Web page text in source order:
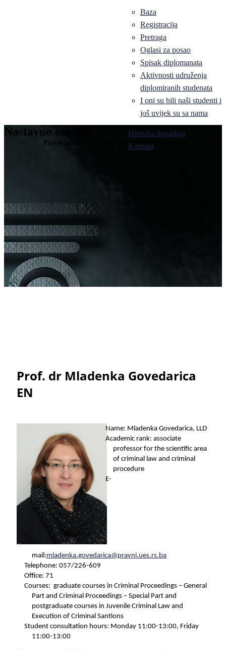
Baza
Registracija
Pretraga
Oglasi za posao
Spisak diplomanata
Aktivnosti udruženja
diplomiranih studenata
I oni su bili naši studenti i
još uvijek su sa nama
Hronika događaja
Kontakt
Nastavno osoblje
Pravni fakultet Univerziteta u Istočnom Sarajevu
Prof. dr Mladenka Govedarica
EN
Name: Mladenka Govedarica, LLD
Academic rank: associate
professor for the scientific area
of criminal law and criminal
procedure
E-
mail:mladenka.govedarica@pravni.ues.rs.ba
Telephone: 057/226-609
Office: 71
Courses: graduate courses in Criminal Proceedings – General
Part and Criminal Proceedings – Special Part and
postgraduate courses in Juvenile Criminal Law and
Execution of Criminal Santions
Student consultation hours: Monday 11:00-13:00, Friday
11:00-13:00